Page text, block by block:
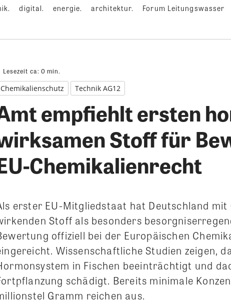
digital. energie. architektur. Forum Leitungswasser
Lesezeit ca: 0 min.
Chemikalienschutz Technik AG12
empfiehlt ersten
Stoff für
Chemikalienrecht
erster EU-Mitgliedstaat hat Deutschland
Stoff als besonders
offiziell bei der Europäischen
Wissenschaftliche Studien zeigen,
in Fischen beeinträchtigt und
schädigt. Bereits minimale
Gramm reichen aus.